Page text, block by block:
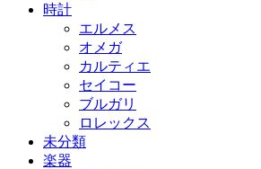
時計
エルメス
オメガ
カルティエ
セイコー
ブルガリ
ロレックス
未分類
楽器